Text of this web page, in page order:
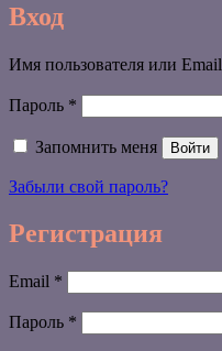
Вход
Имя пользователя или Email
Пароль *
Запомнить меня Войти
Забыли свой пароль?
Регистрация
Email *
Пароль *